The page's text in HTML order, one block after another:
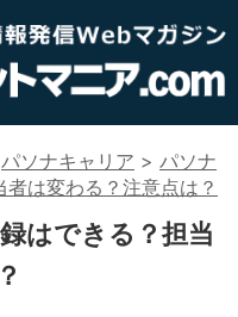
パソナキャリア > パソナ
は変わる？注意点は？
はできる？担当